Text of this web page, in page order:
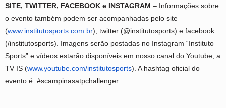
SITE, TWITTER, FACEBOOK e INSTAGRAM – Informações sobre
o evento também podem ser acompanhadas pelo site
(www.institutosports.com.br), twitter (@institutosports) e facebook
(/institutosports). Imagens serão postadas no Instagram “Instituto
Sports” e vídeos estarão disponíveis em nosso canal do Youtube, a
TV IS (www.youtube.com/institutosports). A hashtag oficial do
evento é: #scampinasatpchallenger